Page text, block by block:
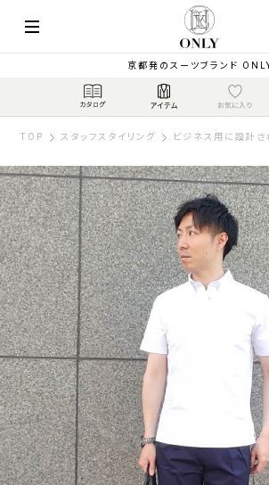
京都発のスーツブランド
TOP スタッフスタイリング ビジネス用に設計さ